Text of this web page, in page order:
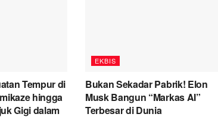
Tempur di
hingga
Gigi dalam
EKBIS
Bukan Sekadar Pabrik! Elon
Musk Bangun “Markas AI”
Terbesar di Dunia